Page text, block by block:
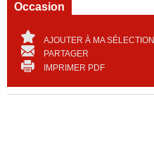
Occasion
AJOUTER À MA SÉLECTION
PARTAGER
IMPRIMER PDF